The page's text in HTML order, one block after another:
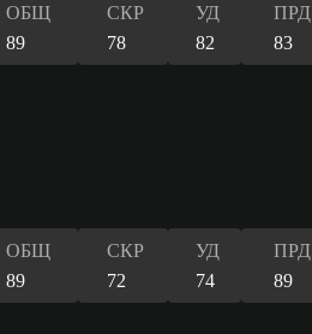
ОБЩ
89
СКР
78
УД
82
ПРД
83
ОБЩ
89
СКР
72
УД
74
ПРД
89